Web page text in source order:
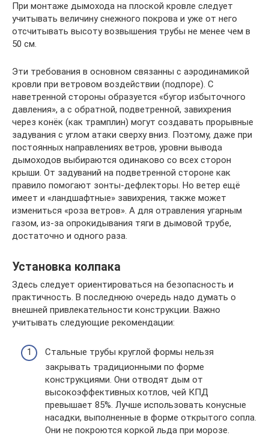
При монтаже дымохода на плоской кровле следует
учитывать величину снежного покрова и уже от него
отсчитывать высоту возвышения трубы не менее чем в
50 см.
Эти требования в основном связанны с аэродинамикой
кровли при ветровом воздействии (подпоре). С
наветренной стороны образуется «бугор избыточного
давления», а с обратной, подветренной, завихрения
через конёк (как трамплин) могут создавать прорывные
задувания с углом атаки сверху вниз. Поэтому, даже при
постоянных направлениях ветров, уровни вывода
дымоходов выбираются одинаково со всех сторон
крыши. От задуваний на подветренной стороне как
правило помогают зонты-дефлекторы. Но ветер ещё
имеет и «ландшафтные» завихрения, также может
измениться «роза ветров». А для отравления угарным
газом, из-за опрокидывания тяги в дымовой трубе,
достаточно и одного раза.
Установка колпака
Здесь следует ориентироваться на безопасность и
практичность. В последнюю очередь надо думать о
внешней привлекательности конструкции. Важно
учитывать следующие рекомендации:
Стальные трубы круглой формы нельзя
закрывать традиционными по форме
конструкциями. Они отводят дым от
высокоэффективных котлов, чей КПД
превышает 85%. Лучше использовать конусные
насадки, выполненные в форме открытого сопла.
Они не покроются коркой льда при морозе.